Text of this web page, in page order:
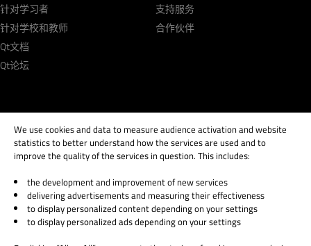
针对学习者
针对学校和教师
Qt文档
Qt论坛
支持服务
合作伙伴
© 2026 The Qt Company
Legal Notice
Privacy and Cookie Policy
Terms & Conditions
Trust Center
Cookie Settings
We use cookies and data to measure audience activation and website
statistics to better understand how the services are used and to
improve the quality of the services in question. This includes:
the development and improvement of new services
delivering advertisements and measuring their effectiveness
to display personalized content depending on your settings
to display personalized ads depending on your settings